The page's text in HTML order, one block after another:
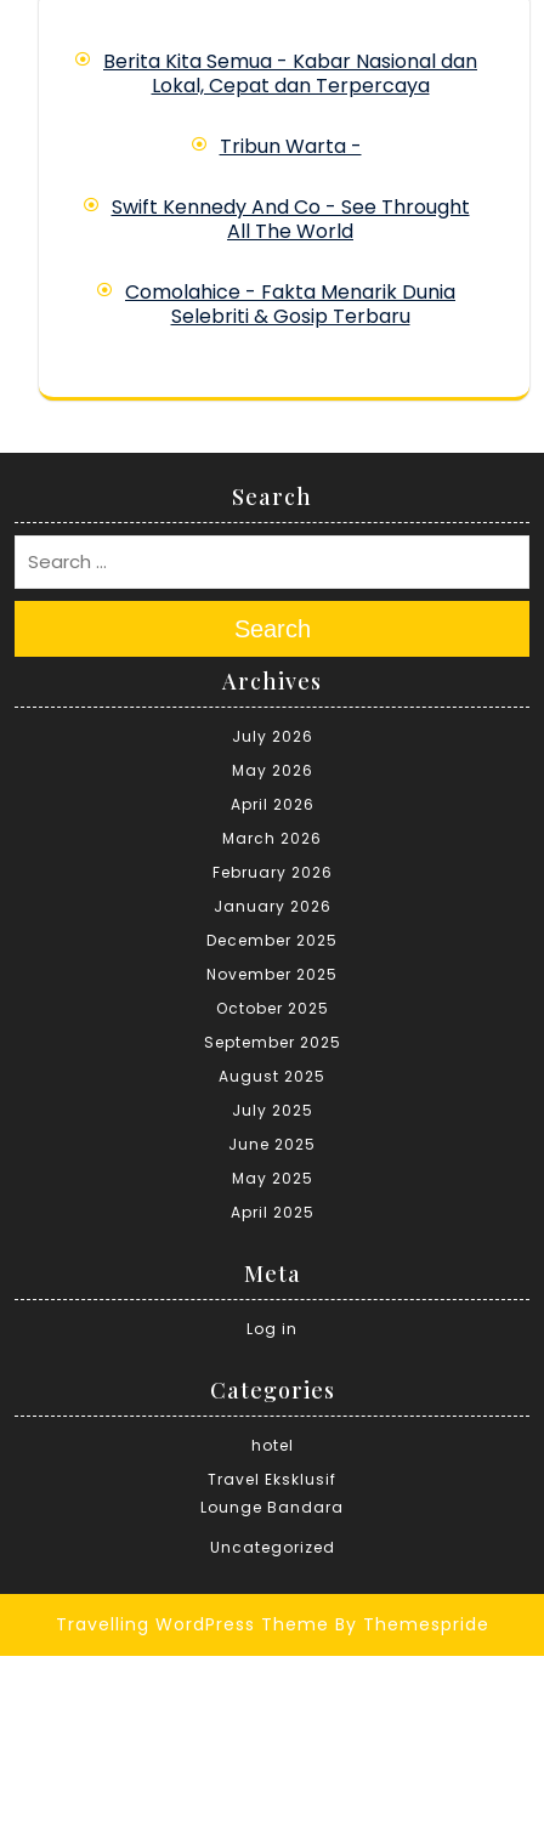
Berita Kita Semua - Kabar Nasional dan
Lokal, Cepat dan Terpercaya
Tribun Warta -
Swift Kennedy And Co - See Throught
All The World
Comolahice - Fakta Menarik Dunia
Selebriti & Gosip Terbaru
Search
Search
Archives
July 2026
May 2026
April 2026
March 2026
February 2026
January 2026
December 2025
November 2025
October 2025
September 2025
August 2025
July 2025
June 2025
May 2025
April 2025
Meta
Log in
Categories
hotel
Travel Eksklusif
Lounge Bandara
Uncategorized
Travelling WordPress Theme By Themespride